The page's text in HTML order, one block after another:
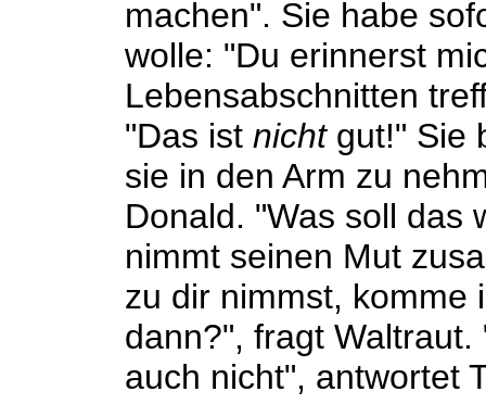
machen". Sie habe
wolle: "Du erinnerst
Lebensabschnitten
"Das ist nichtgut!" Sie
sie in den Arm zu
Donald. "Was soll das
nimmt seinen Mut
zu dir nimmst, komme
dann?", fragt
auch nicht", antwortet